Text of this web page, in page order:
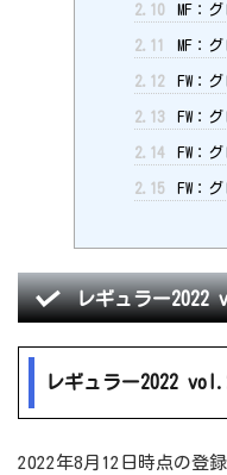
2.10 MF：
2.11 MF：
2.12 FW：
2.13 FW：
2.14 FW：
2.15 FW：
レギュラー2022
レギュラー2022
2022年8月12日時点の登